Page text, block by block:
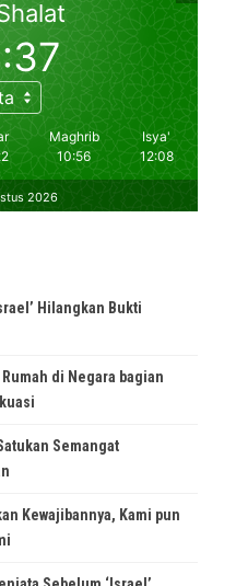
Hilangkan Bukti
di Negara bagian
Semangat
Kewajibannya, Kami pun